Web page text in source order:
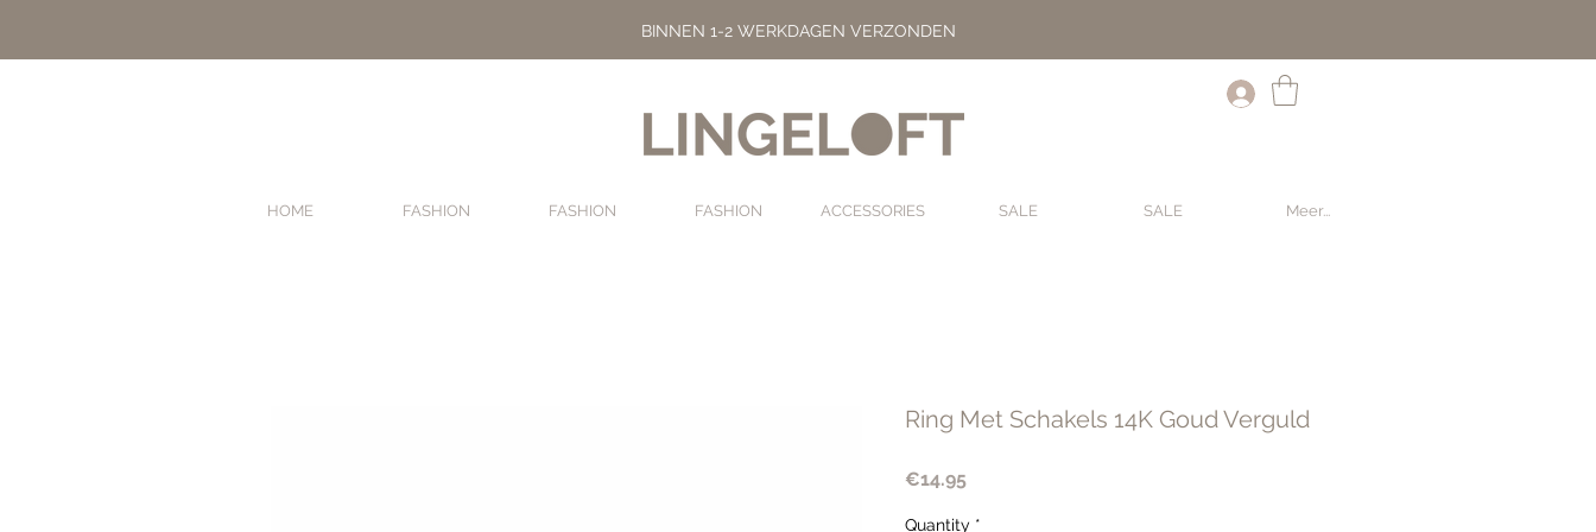
BINNEN 1-2 WERKDAGEN VERZONDEN
HOME FASHION FASHION FASHION ACCESSORIES SALE SALE Meer...
Ring Met Schakels 14K Goud Verguld
€14.95Price
Quantity *